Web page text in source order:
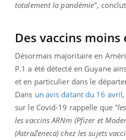
totalement la pandémie",
Des vaccins moins
Désormais majoritaire en
P.1 a été détecté en Guyane
et en particulier dans le
Dans un avis datant du 16 avril
sur le Covid-19 rappelle que
les vaccins ARNm (Pfizer et
(AstraZeneca) chez les sujets